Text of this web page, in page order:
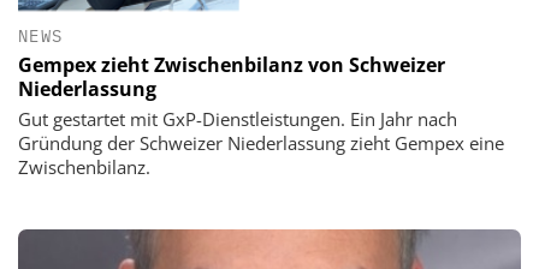
NEWS
Gempex zieht Zwischenbilanz von Schweizer
Niederlassung
Gut gestartet mit GxP-Dienstleistungen. Ein Jahr nach
Gründung der Schweizer Niederlassung zieht Gempex eine
Zwischenbilanz.